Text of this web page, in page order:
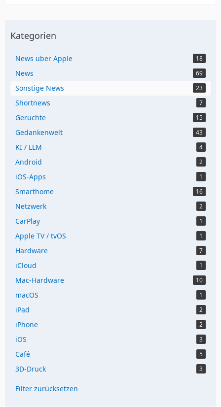
Kategorien
News über Apple 18
News 69
Sonstige News 23
Shortnews 7
Gerüchte 15
Gedankenwelt 43
KI / LLM 4
Android 2
iOS-Apps 1
Smarthome 16
Netzwerk 2
CarPlay 1
Apple TV / tvOS 1
Hardware 7
iCloud 1
Mac-Hardware 10
macOS 1
iPad 2
iPhone 2
iOS 3
Café 5
3D-Druck 3
Filter zurücksetzen